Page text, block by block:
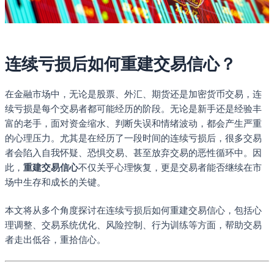
连续亏损后如何重建交易信心？
在金融市场中，无论是股票、外汇、期货还是加密货币交易，连
续亏损是每个交易者都可能经历的阶段。无论是新手还是经验丰
富的老手，面对资金缩水、判断失误和情绪波动，都会产生严重
的心理压力。尤其是在经历了一段时间的连续亏损后，很多交易
者会陷入自我怀疑、恐惧交易、甚至放弃交易的恶性循环中。因
此， 重建交易信心不仅关乎心理恢复，更是交易者能否继续在市
场中生存和成长的关键。
本文将从多个角度探讨在连续亏损后如何重建交易信心，包括心
理调整、交易系统优化、风险控制、行为训练等方面，帮助交易
者走出低谷，重拾信心。